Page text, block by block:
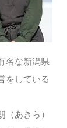
名な新潟県
をしている
あきら）